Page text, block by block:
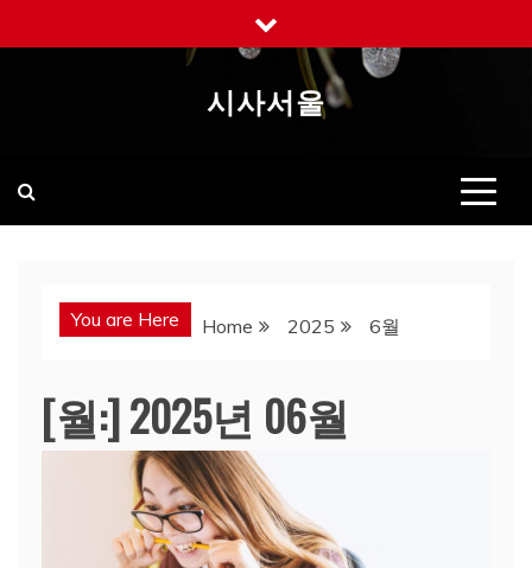
to
시사서울
You are Here Home 2025 6월
[월:]2025년 06월